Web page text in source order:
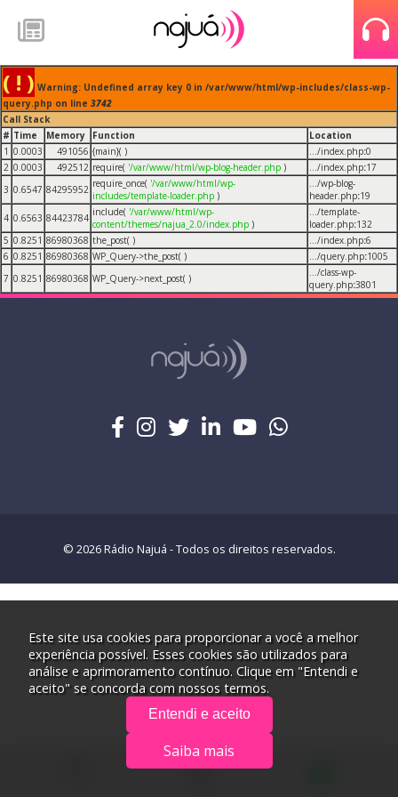
( ! ) Warning: Undefined array key 0 in /var/www/html/wp-includes/class-wp-
query.php on line 3742
Call Stack
# Time Memory Function
Location
1 0.0003 491056 {main}( ) .../index.php:0
2 0.0003 492512 require( '/var/www/html/wp-blog-header.php ) .../index.php:17
3 0.6547 84295952 require_once( '/var/www/html/wp-
includes/template-loader.php )
.../wp-blog-
header.php:19
4 0.6563 84423784 include( '/var/www/html/wp-
content/themes/najua_2.0/index.php )
.../template-
loader.php:132
5 0.8251 86980368 the_post( ) .../index.php:6
6 0.8251 86980368 WP_Query->the_post( ) .../query.php:1005
7 0.8251 86980368 WP_Query->next_post( )
.../class-wp-
query.php:3801
© 2026 Rádio Najuá - Todos os direitos reservados.
Este site usa cookies para proporcionar a você a melhor
experiência possível. Esses cookies são utilizados para
análise e aprimoramento contínuo. Clique em "Entendi e
aceito" se concorda com nossos termos.
Entendi e aceito
Saiba mais